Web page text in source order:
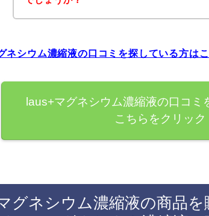
ネシウム濃縮液の口コミを探している方は
laus+マグネシウム濃縮液の口コミ
こちらをクリック
グネシウム濃縮液の商品